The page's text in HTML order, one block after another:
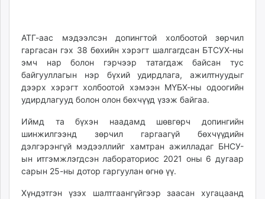
unread.today
АТГ-аас мэдээлсэн допингтой холбоотой зөрчил
гаргасан гэх 38 бөхийн хэрэгт шалгагдсан БТСУХ-ны
эмч нар болон гэрчээр татагдаж байсан тус
байгууллагын нэр бүхий удирдлага, ажилтнуудыг
дээрх хэрэгт холбоотой хэмээн МҮБХ-ны одоогийн
удирдлагууд болон олон бөхчүүд үзэж байгаа.
Иймд та бүхэн наадамд шөвгөрч допингийн
шинжилгээнд зөрчил гаргаагүй бөхчүүдийн
дэлгэрэнгүй мэдээллийг хамтран ажилладаг БНСУ-
ын итгэмжлэгдсэн лабораториос 2021 оны 6 дугаар
сарын 25-ны дотор гаргуулан өгнө үү.
Хүндэтгэн үзэх шалтгаангүйгээр заасан хугацаанд